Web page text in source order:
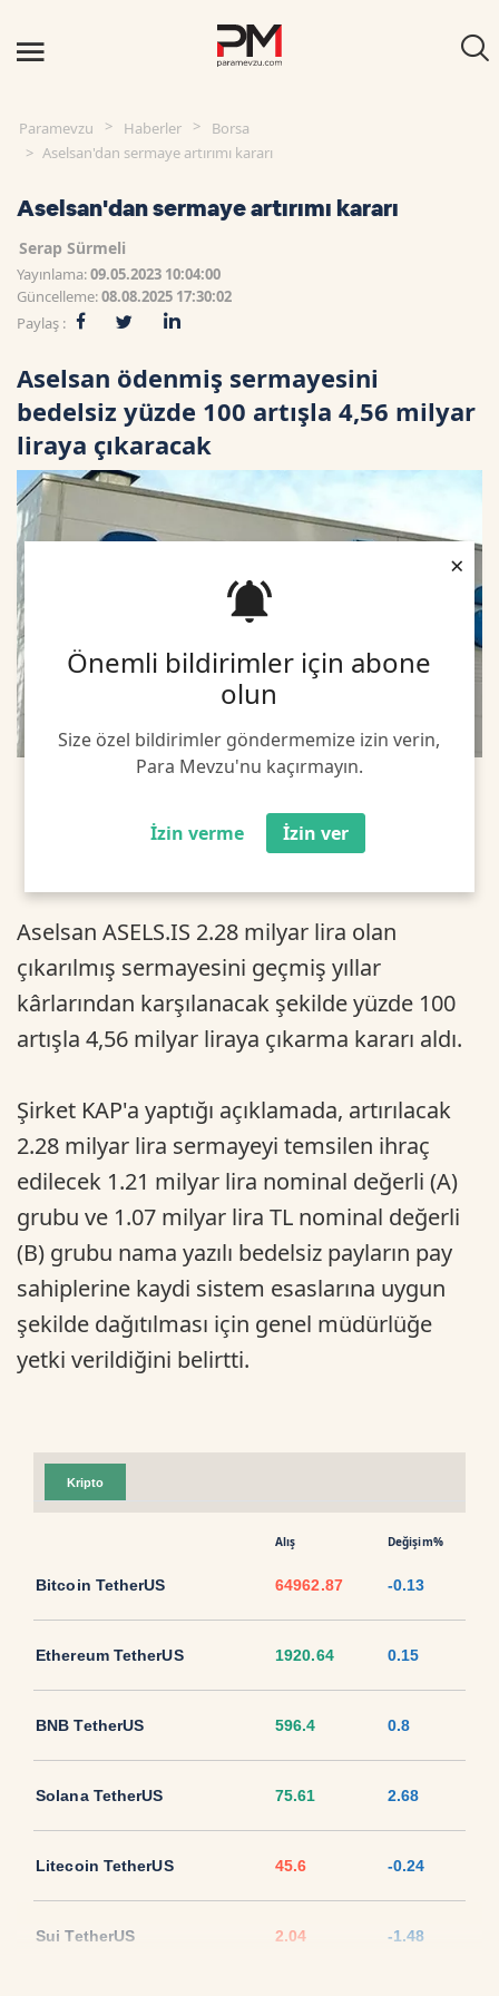
Önemli bildirimler için abone
olun
Size özel bildirimler göndermemize izin verin,
Para Mevzu'nu kaçırmayın.
İzin verme İzin ver
×
Paramevzu Haberler
Borsa
Aselsan'dan sermaye artırımı kararı
Aselsan'dan sermaye artırımı kararı
Serap Sürmeli
Yayınlama:09.05.2023 10:04:00
Güncelleme:08.08.2025 17:30:02
Paylaş :
Aselsan ödenmiş sermayesini
bedelsiz yüzde 100 artışla 4,56 milyar
liraya çıkaracak
Aselsan ASELS.IS 2.28 milyar lira olan
çıkarılmış sermayesini geçmiş yıllar
kârlarından karşılanacak şekilde yüzde 100
artışla 4,56 milyar liraya çıkarma kararı aldı.
Şirket KAP'a yaptığı açıklamada, artırılacak
2.28 milyar lira sermayeyi temsilen ihraç
edilecek 1.21 milyar lira nominal değerli (A)
grubu ve 1.07 milyar lira TL nominal değerli
(B) grubu nama yazılı bedelsiz payların pay
sahiplerine kaydi sistem esaslarına uygun
şekilde dağıtılması için genel müdürlüğe
yetki verildiğini belirtti.
Kripto
Alış Değişim%
Bitcoin TetherUS 64962.87 -0.13
Ethereum TetherUS 1920.64 0.15
BNB TetherUS 596.4 0.8
Solana TetherUS 75.61 2.68
Litecoin TetherUS 45.6 -0.24
Sui TetherUS 2.04 -1.48